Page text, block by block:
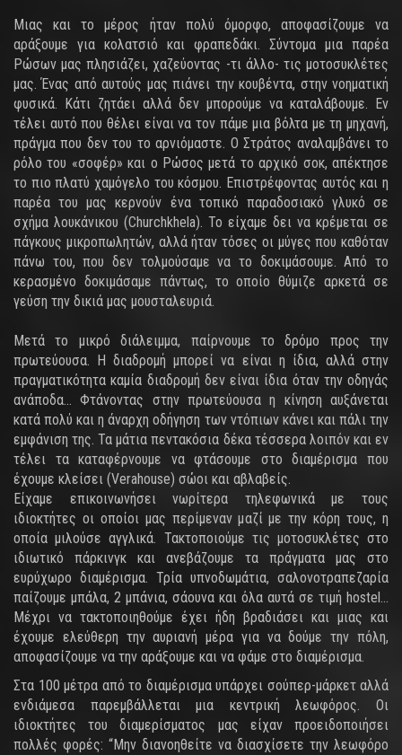
Μιας και το μέρος ήταν πολύ όμορφο, αποφασίζουμε να
αράξουμε για κολατσιό και φραπεδάκι. Σύντομα μια παρέα
Ρώσων μας πλησιάζει, χαζεύοντας -τι άλλο- τις μοτοσυκλέτες
μας. Ένας από αυτούς μας πιάνει την κουβέντα, στην νοηματική
φυσικά. Κάτι ζητάει αλλά δεν μπορούμε να καταλάβουμε. Εν
τέλει αυτό που θέλει είναι να τον πάμε μια βόλτα με τη μηχανή,
πράγμα που δεν του το αρνιόμαστε. Ο Στράτος αναλαμβάνει το
ρόλο του «σοφέρ» και ο Ρώσος μετά το αρχικό σοκ, απέκτησε
το πιο πλατύ χαμόγελο του κόσμου. Επιστρέφοντας αυτός και η
παρέα του μας κερνούν ένα τοπικό παραδοσιακό γλυκό σε
σχήμα λουκάνικου (Churchkhela). Το είχαμε δει να κρέμεται σε
πάγκους μικροπωλητών, αλλά ήταν τόσες οι μύγες που καθόταν
πάνω του, που δεν τολμούσαμε να το δοκιμάσουμε. Από το
κερασμένο δοκιμάσαμε πάντως, το οποίο θύμιζε αρκετά σε
γεύση την δικιά μας μουσταλευριά.
Μετά το μικρό διάλειμμα, παίρνουμε το δρόμο προς την
πρωτεύουσα. Η διαδρομή μπορεί να είναι η ίδια, αλλά στην
πραγματικότητα καμία διαδρομή δεν είναι ίδια όταν την οδηγάς
ανάποδα… Φτάνοντας στην πρωτεύουσα η κίνηση αυξάνεται
κατά πολύ και η άναρχη οδήγηση των ντόπιων κάνει και πάλι την
εμφάνιση της. Τα μάτια πεντακόσια δέκα τέσσερα λοιπόν και εν
τέλει τα καταφέρνουμε να φτάσουμε στο διαμέρισμα που
έχουμε κλείσει (Verahouse) σώοι και αβλαβείς.
Είχαμε επικοινωνήσει νωρίτερα τηλεφωνικά με τους
ιδιοκτήτες οι οποίοι μας περίμεναν μαζί με την κόρη τους, η
οποία μιλούσε αγγλικά. Τακτοποιούμε τις μοτοσυκλέτες στο
ιδιωτικό πάρκινγκ και ανεβάζουμε τα πράγματα μας στο
ευρύχωρο διαμέρισμα. Τρία υπνοδωμάτια, σαλονοτραπεζαρία
παίζουμε μπάλα, 2 μπάνια, σάουνα και όλα αυτά σε τιμή hostel…
Μέχρι να τακτοποιηθούμε έχει ήδη βραδιάσει και μιας και
έχουμε ελεύθερη την αυριανή μέρα για να δούμε την πόλη,
αποφασίζουμε να την αράξουμε και να φάμε στο διαμέρισμα.
Στα 100 μέτρα από το διαμέρισμα υπάρχει σούπερ-μάρκετ αλλά
ενδιάμεσα παρεμβάλλεται μια κεντρική λεωφόρος. Οι
ιδιοκτήτες του διαμερίσματος μας είχαν προειδοποιήσει
πολλές φορές: “Μην διανοηθείτε να διασχίσετε την λεωφόρο